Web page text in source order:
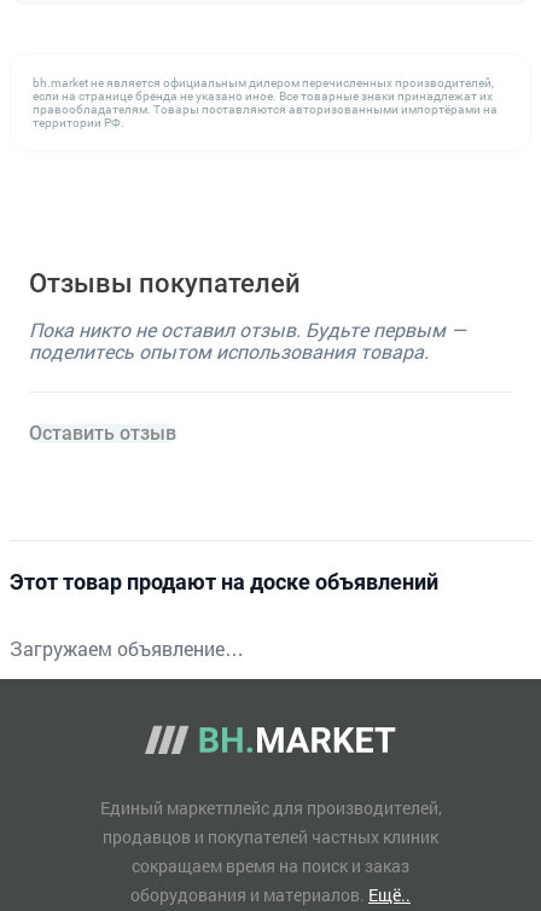
bh.market не является официальным дилером перечисленных производителей,
если на странице бренда не указано иное. Все товарные знаки принадлежат их
правообладателям. Товары поставляются авторизованными импортёрами на
территории РФ.
Отзывы покупателей
Пока никто не оставил отзыв. Будьте первым —
поделитесь опытом использования товара.
Оставить отзыв
Этот товар продают на доске объявлений
Загружаем объявление…
Единый маркетплейс для производителей,
продавцов и покупателей частных клиник
сокращаем время на поиск и заказ
оборудования и материалов. Ещё..